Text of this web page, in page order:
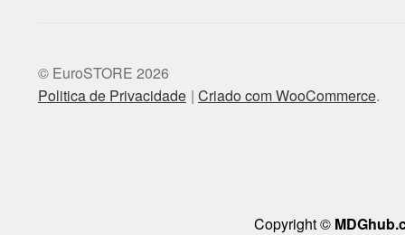
© EuroSTORE 2026
Politica de Privacidade Criado com WooCommerce.
Copyright ©